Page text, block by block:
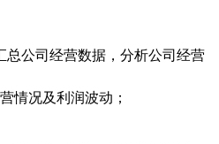
总公司经营数据，分析公司经营
情况及利润波动；